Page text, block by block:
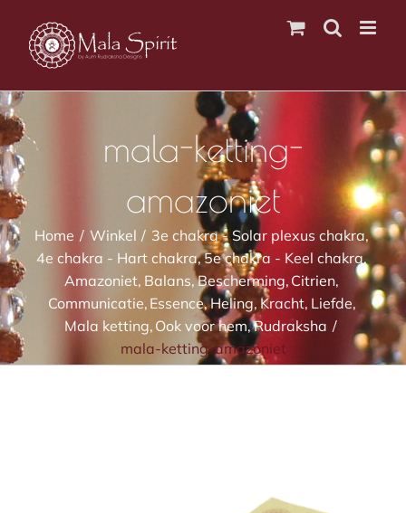
naar
inhoud
mala-ketting-
amazoniet
Home Winkel
3e chakra - Solar plexus chakra
4e chakra - Hart chakra 5e chakra - Keel chakra
Amazoniet Balans Bescherming Citrien
Communicatie Essence Heling Kracht Liefde
Mala ketting Ook voor hem Rudraksha
mala-ketting-amazoniet